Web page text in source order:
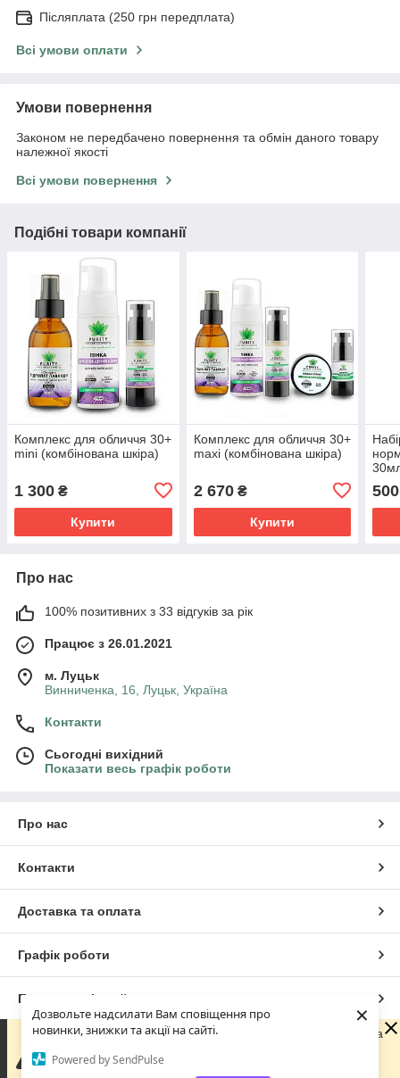
Дозвольте надсилати Вам сповіщення про
новинки, знижки та акції на сайті.
Powered by SendPulse
×
Післяплата (250 грн передплата)
Всі умови оплати
Умови повернення
Законом не передбачено повернення та обмін даного товару
належної якості
Всі умови повернення
Подібні товари компанії
Комплекс для обличчя 30+
mini (комбінована шкіра)
1 300 ₴
Купити
Комплекс для обличчя 30+
maxi (комбінована шкіра)
2 670₴
Купити
500
Про нас
100% позитивних з 33 відгуків за рік
Працює з 26.01.2021
м. Луцьк
Винниченка, 16, Луцьк, Україна
Контакти
Сьогодні вихідний
Показати весь графік роботи
Про нас
Контакти
Доставка та оплата
Графік роботи
Повна версія сайту
Шановні покупці! З 29 липня по 18 серпня наша команда
замовлення у звичайному режимі. Усі замовлення та